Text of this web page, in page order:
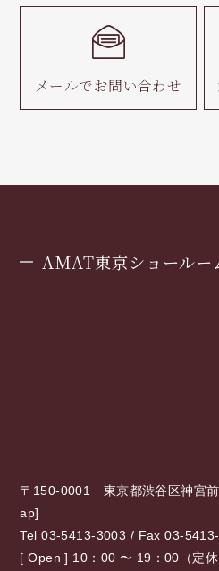
メールでお問い合わせ
AMAT東京ショールー
〒150-0001 東京都渋谷区神宮
ap]
Tel 03-5413-3003 / Fax 03-
[ Open ] 10：00 〜 19：00（定休